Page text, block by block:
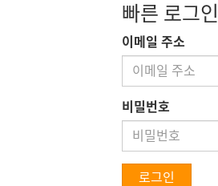
빠른 로그인
이메일 주소
비밀번호
로그인